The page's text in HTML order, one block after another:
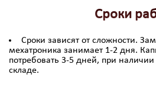
Сроки
Сроки зависят от сложности.
мехатроника занимает 1-2 дня.
потребовать 3-5 дней, при наличии
складе.